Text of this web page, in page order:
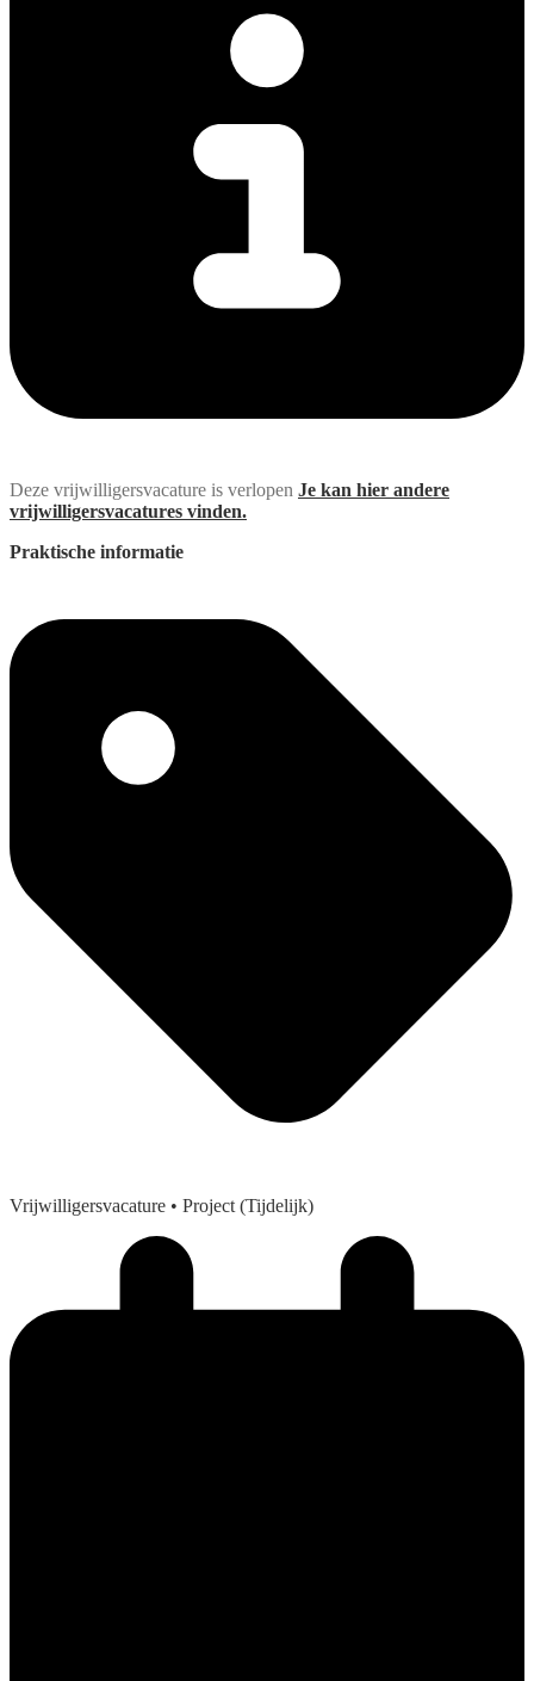
Deze vrijwilligersvacature is verlopen Je kan hier andere
vrijwilligersvacatures vinden.
Praktische informatie
Vrijwilligersvacature • Project (Tijdelijk)